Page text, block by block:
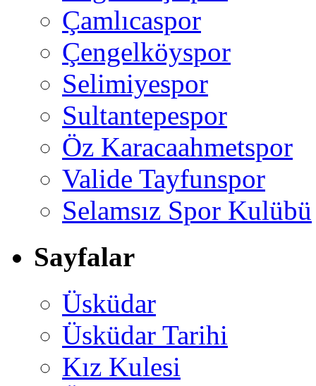
Çamlıcaspor
Çengelköyspor
Selimiyespor
Sultantepespor
Öz Karacaahmetspor
Valide Tayfunspor
Selamsız Spor Kulübü
Sayfalar
Üsküdar
Üsküdar Tarihi
Kız Kulesi